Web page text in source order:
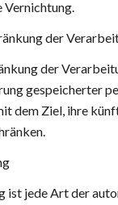
Vernichtung.
der
der
gespeicherter
dem Ziel, ihre
ist jede Art der